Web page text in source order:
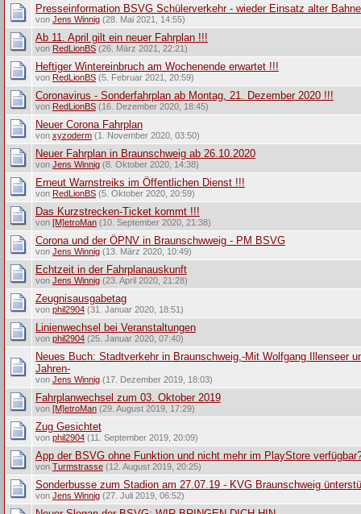
Presseinformation BSVG Schülerverkehr - wieder Einsatz alter
von Jens Winnig(28. Mai 2021, 14:55)
Ab 11. April gilt ein neuer Fahrplan !!!
von RedLionBS(26. März 2021, 22:21)
Heftiger Wintereinbruch am Wochenende erwartet !!!
von RedLionBS(5. Februar 2021, 20:59)
Coronavirus - Sonderfahrplan ab Montag, 21. Dezember 2020 !!!
von RedLionBS(16. Dezember 2020, 18:45)
Neuer Corona Fahrplan
von xyzoderm(1. November 2020, 03:50)
Neuer Fahrplan in Braunschweig ab 26.10.2020
von Jens Winnig(8. Oktober 2020, 14:38)
Erneut Warnstreiks im Öffentlichen Dienst !!!
von RedLionBS(5. Oktober 2020, 20:59)
Das Kurzstrecken-Ticket kommt !!!
von [M]etroMan(10. September 2020, 21:38)
Corona und der ÖPNV in Braunschwweig - PM BSVG
von Jens Winnig(13. März 2020, 10:49)
Echtzeit in der Fahrplanauskunft
von Jens Winnig(23. April 2020, 21:28)
Zeugnisausgabetag
von phil2904(31. Januar 2020, 18:51)
Linienwechsel bei Veranstaltungen
von phil2904(25. Januar 2020, 07:40)
Neues Buch: Stadtverkehr in Braunschweig,-Mit Wolfgang Illenseer
Jahren-
von Jens Winnig(17. Dezember 2019, 18:03)
Fahrplanwechsel zum 03. Oktober 2019
von [M]etroMan(29. August 2019, 17:29)
Zug Gesichtet
von phil2904(11. September 2019, 20:09)
App der BSVG ohne Funktion und nicht mehr im PlayStore
von Turmstrasse(12. August 2019, 20:25)
Sonderbusse zum Stadion am 27.07.19 - KVG Braunschweig
von Jens Winnig(27. Juli 2019, 06:52)